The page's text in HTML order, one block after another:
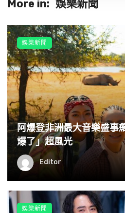
More in: 娛樂新聞
阿爆登非洲最大音樂盛
爆了」超風光
Editor
娛樂新聞
娛樂新聞